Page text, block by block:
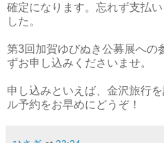
確定になります。忘れず支払
した。
第3回加賀ゆびぬき公募展への
ずお申し込みくださいませ。
申し込みといえば、金沢旅行
ル予約をお早めにどうぞ！